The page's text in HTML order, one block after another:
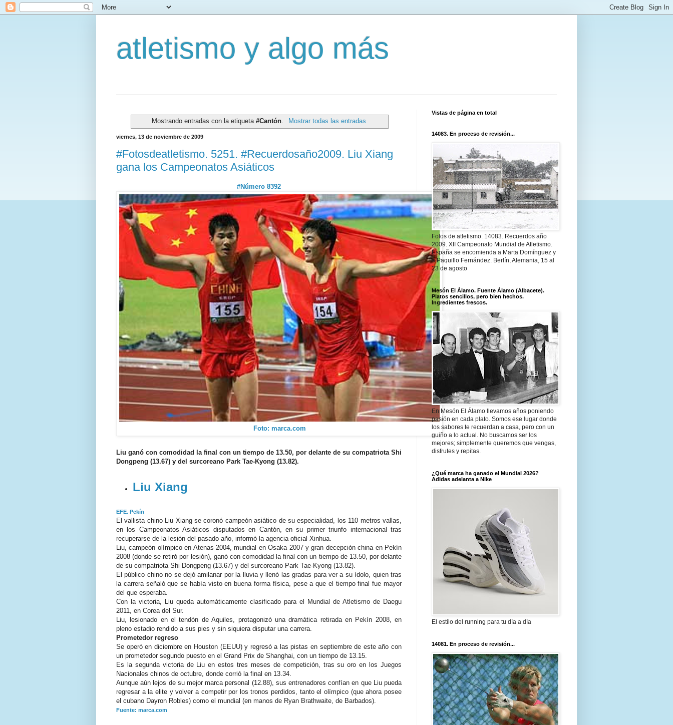
atletismo y algo más
Mostrando entradas con la etiqueta#Cantón Mostrar todas las entradas
viernes, 13 de noviembre de 2009
#Fotosdeatletismo. 5251. #Recuerdosaño2009. Liu Xiang
gana los Campeonatos Asiáticos
#Número 8392
Foto: marca.com
Liu ganó con comodidad la final con un tiempo de 13.50, por delante de su compatriota Shi
Dongpeng (13.67) y del surcoreano Park Tae-Kyong (13.82).
Liu Xiang
EFE. Pekín
El vallista chino Liu Xiang se coronó campeón asiático de su especialidad, los 110 metros vallas,
en los Campeonatos Asiáticos disputados en Cantón, en su primer triunfo internacional tras
recuperarse de la lesión del pasado año, informó la agencia oficial Xinhua.
Liu, campeón olímpico en Atenas 2004, mundial en Osaka 2007 y gran decepción china en Pekín
2008 (donde se retiró por lesión), ganó con comodidad la final con un tiempo de 13.50, por delante
de su compatriota Shi Dongpeng (13.67) y del surcoreano Park Tae-Kyong (13.82).
El público chino no se dejó amilanar por la lluvia y llenó las gradas para ver a su ídolo, quien tras
la carrera señaló que se había visto en buena forma física, pese a que el tiempo final fue mayor
del que esperaba.
Con la victoria, Liu queda automáticamente clasificado para el Mundial de Atletismo de Daegu
2011, en Corea del Sur.
Liu, lesionado en el tendón de Aquiles, protagonizó una dramática retirada en Pekín 2008, en
pleno estadio rendido a sus pies y sin siquiera disputar una carrera.
Prometedor regreso
Se operó en diciembre en Houston (EEUU) y regresó a las pistas en septiembre de este año con
un prometedor segundo puesto en el Grand Prix de Shanghai, con un tiempo de 13.15.
Es la segunda victoria de Liu en estos tres meses de competición, tras su oro en los Juegos
Nacionales chinos de octubre, donde corrió la final en 13.34.
Aunque aún lejos de su mejor marca personal (12.88), sus entrenadores confían en que Liu pueda
regresar a la elite y volver a competir por los tronos perdidos, tanto el olímpico (que ahora posee
el cubano Dayron Robles) como el mundial (en manos de Ryan Brathwaite, de Barbados).
Fuente: marca.com
Vistas de página en total
14083. En proceso de revisión...
Fotos de atletismo. 14083. Recuerdos año
2009. XII Campeonato Mundial de Atletismo.
España se encomienda a Marta Domínguez y
a Paquillo Fernández. Berlín, Alemania, 15 al
23 de agosto
Mesón El Álamo. Fuente Álamo (Albacete).
Platos sencillos, pero bien hechos.
Ingredientes frescos.
En Mesón El Álamo llevamos años poniendo
pasión en cada plato. Somos ese lugar donde
los sabores te recuerdan a casa, pero con un
guiño a lo actual. No buscamos ser los
mejores; simplemente queremos que vengas,
disfrutes y repitas.
¿Qué marca ha ganado el Mundial 2026?
Adidas adelanta a Nike
El estilo del running para tu día a día
14081. En proceso de revisión...